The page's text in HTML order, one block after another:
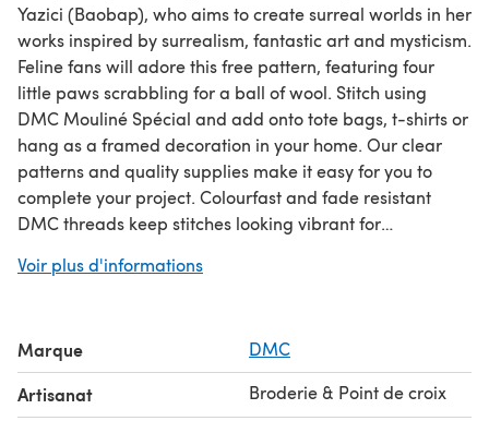
Yazici (Baobap), who aims to create surreal worlds in her
works inspired by surrealism, fantastic art and mysticism.
Feline fans will adore this free pattern, featuring four
little paws scrabbling for a ball of wool. Stitch using
DMC Mouliné Spécial and add onto tote bags, t-shirts or
hang as a framed decoration in your home. Our clear
patterns and quality supplies make it easy for you to
complete your project. Colourfast and fade resistant
DMC threads keep stitches looking vibrant for
Voir plus d'informations
Marque DMC
Artisanat Broderie & Point de croix